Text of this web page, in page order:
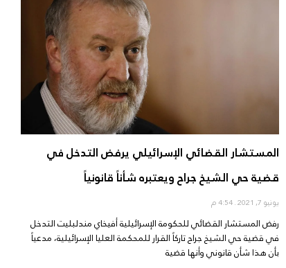
المستشار القضائي الإسرائيلي يرفض التدخل في
قضية حي الشيخ جراح ويعتبره شأناً قانونياً
يونيو 7, 2021
رفض المستشار القضائي للحكومة الإسرائيلية أفيخاي مندلبليت التدخل
في قضية حي الشيخ جراح تاركاً القرار للمحكمة العليا الإسرائيلية، مدعياً
بأن هذا شأن قانوني وأنها قضية